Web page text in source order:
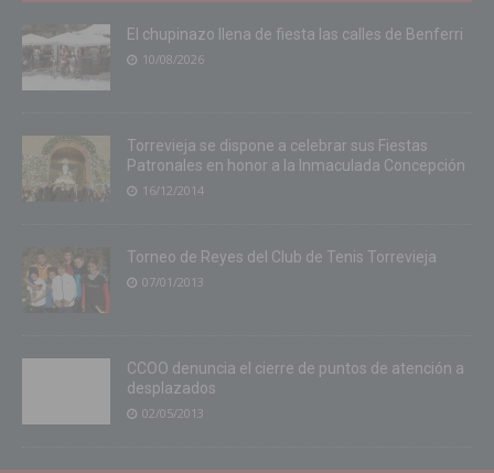
El chupinazo llena de fiesta las calles de Benferri
10/08/2026
Torrevieja se dispone a celebrar sus Fiestas
Patronales en honor a la Inmaculada Concepción
16/12/2014
Torneo de Reyes del Club de Tenis Torrevieja
07/01/2013
CCOO denuncia el cierre de puntos de atención a
desplazados
02/05/2013